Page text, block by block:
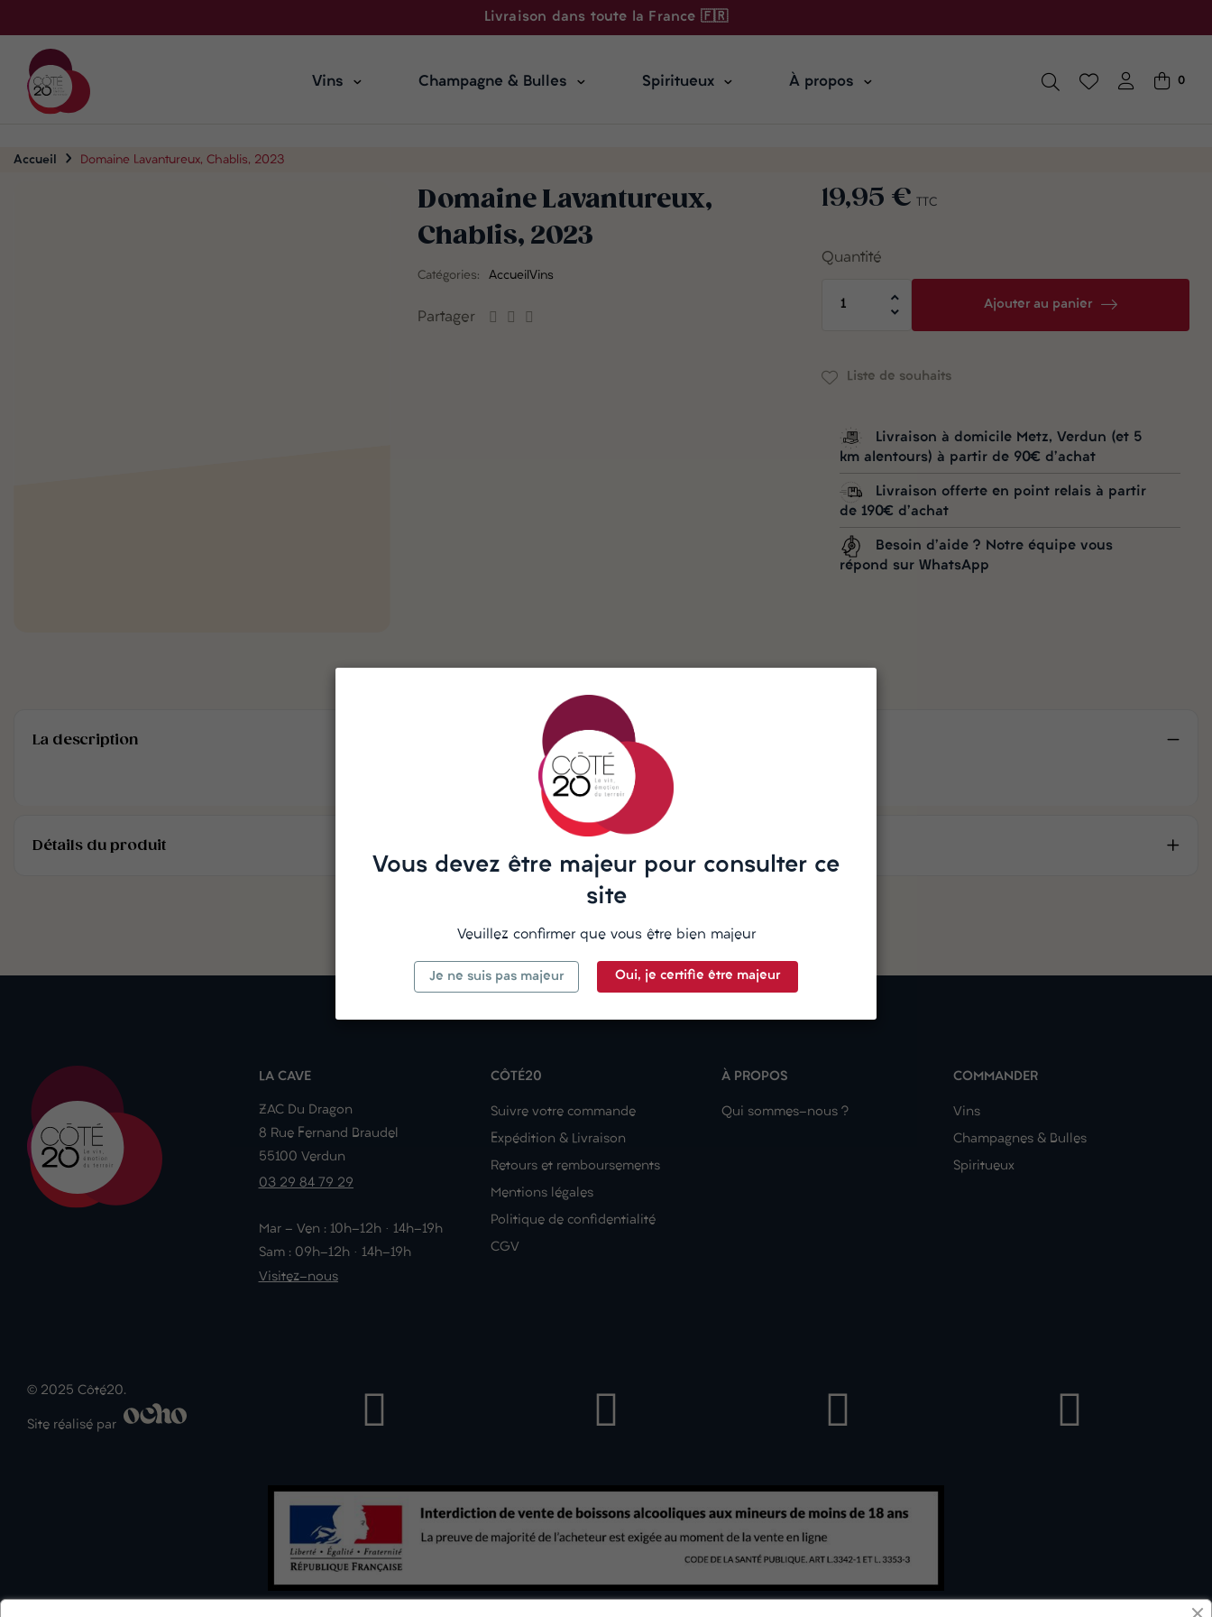
Livraison dans toute la France 🇫🇷
Vins Champagne & Bulles Spiritueux À propos 0
Accueil Domaine Lavantureux, Chablis, 2023
Domaine Lavantureux,
Chablis, 2023
Catégories: Accueil Vins
Partager
19,95 € TTC
Quantité
Ajouter au panier
Liste de souhaits
Livraison à domicile Metz, Verdun (et 5
km alentours) à partir de 90€ d'achat
Livraison offerte en point relais à partir
de 190€ d'achat
Besoin d'aide ? Notre équipe vous
répond sur WhatsApp
La description
Détails du produit
LA CAVE
ZAC Du Dragon
8 Rue Fernand Braudel
55100 Verdun
03 29 84 79 29
Mar - Ven : 10h-12h · 14h-19h
Sam : 09h-12h · 14h-19h
Visitez-nous
CÔTÉ20
Suivre votre commande
Expédition & Livraison
Retours et remboursements
Mentions légales
Politique de confidentialité
CGV
À PROPOS
Qui sommes-nous ?
COMMANDER
Vins
Champagnes & Bulles
Spiritueux
© 2025 Côté20.
Site réalisé par
Vous devez être majeur pour consulter ce
site
Veuillez confirmer que vous être bien majeur
Je ne suis pas majeur Oui, je certifie être majeur